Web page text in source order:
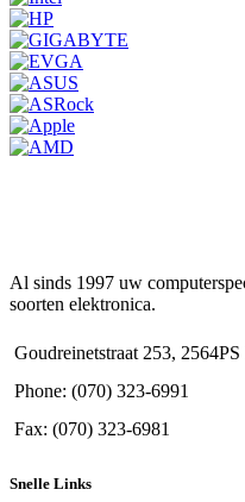
Al sinds 1997 uw
soorten elektronica.
Goudreinetstraat 253,
Phone: (070) 323-6991
Fax: (070) 323-6981
Snelle Links